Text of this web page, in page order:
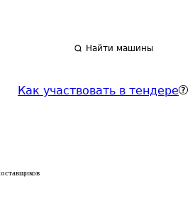
Найти машины
Как участвовать в тендере